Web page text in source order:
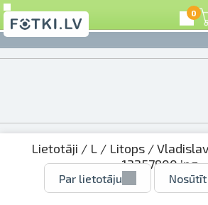
0
Lietotāji / L/ Litops/
13257900.jpg
Par lietotāju